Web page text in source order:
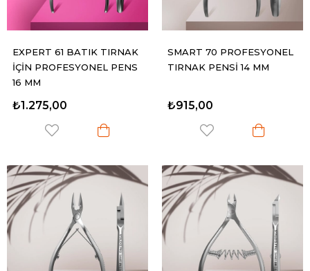
EXPERT 61 BATIK TIRNAK
İÇİN PROFESYONEL PENS
16 MM
₺1.275,00
SMART 70 PROFESYONEL
TIRNAK PENSİ 14 MM
₺915,00